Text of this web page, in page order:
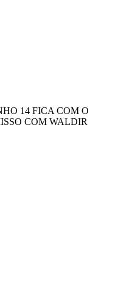
14 FICA COM O
COM WALDIR